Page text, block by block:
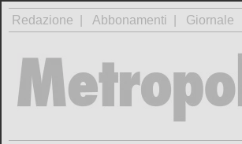
Redazione Abbonamenti Giornale